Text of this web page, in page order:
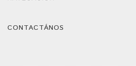
CONTACTÁNOS